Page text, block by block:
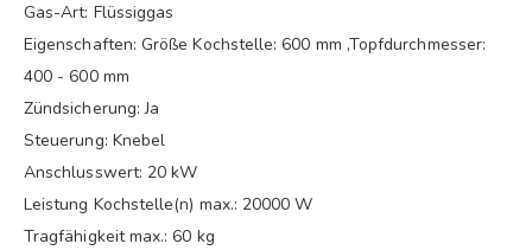
Gas-Art: Flüssiggas
Eigenschaften: Größe Kochstelle: 600 mm ,Topfdurchmesser:
400 - 600 mm
Zündsicherung: Ja
Steuerung: Knebel
Anschlusswert: 20 kW
Leistung Kochstelle(n) max.: 20000 W
Tragfähigkeit max.: 60 kg